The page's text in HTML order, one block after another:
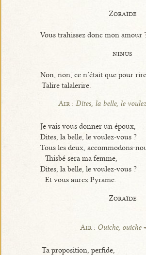
Zoraïde
Vous trahissez donc mon amour
ninus
Non, non, ce n’était que pour rire,
Talire talalerire.
Air :Dites, la belle, le
Je vais vous donner un époux,
Dites, la belle, le voulez-vous ?
Tous les deux, accommodons-
Thisbé sera ma femme,
Dites, la belle, le voulez-vous ?
Et vous aurez Pyrame.
Zoraïde
Air : Ouiche, ouiche
Ta proposition, perfide,